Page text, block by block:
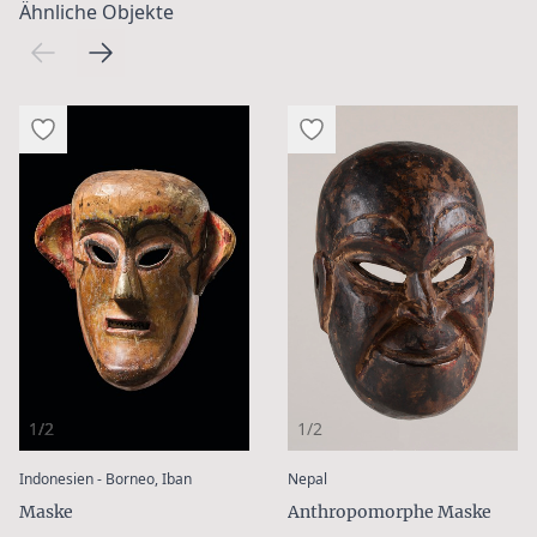
Ähnliche Objekte
1/2
Indonesien - Borneo, Iban:
Maske
1/2
Nepal
Anthropomorphe Maske